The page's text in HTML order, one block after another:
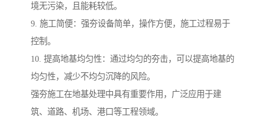
境无污染，且能耗较低。
9. 施工简便：强夯设备简单，操作方便，施工过程易于
控制。
10. 提高地基均匀性：通过均匀的夯击，可以提高地基的
均匀性，减少不均匀沉降的风险。
强夯施工在地基处理中具有重要作用，广泛应用于建
筑、道路、机场、港口等工程领域。